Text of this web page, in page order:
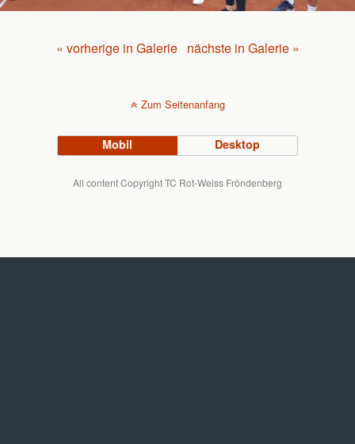
« vorherige in Galerie nächste in Galerie »
Zum Seitenanfang
Mobil Desktop
All content Copyright TC Rot-Weiss Fröndenberg